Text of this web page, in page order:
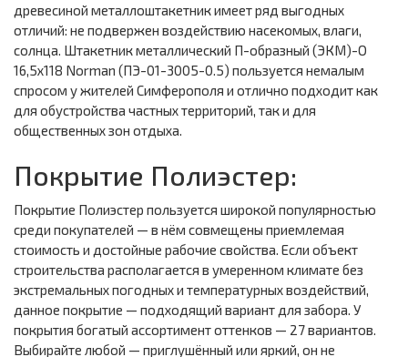
древесиной металлоштакетник имеет ряд выгодных
отличий: не подвержен воздействию насекомых, влаги,
солнца. Штакетник металлический П-образный (ЭКМ)-O
16,5х118 Norman (ПЭ-01-3005-0.5) пользуется немалым
спросом у жителей Симферополя и отлично подходит как
для обустройства частных территорий, так и для
общественных зон отдыха.
Покрытие Полиэстер:
Покрытие Полиэстер пользуется широкой популярностью
среди покупателей — в нём совмещены приемлемая
стоимость и достойные рабочие свойства. Если объект
строительства располагается в умеренном климате без
экстремальных погодных и температурных воздействий,
данное покрытие — подходящий вариант для забора. У
покрытия богатый ассортимент оттенков — 27 вариантов.
Выбирайте любой — приглушённый или яркий, он не